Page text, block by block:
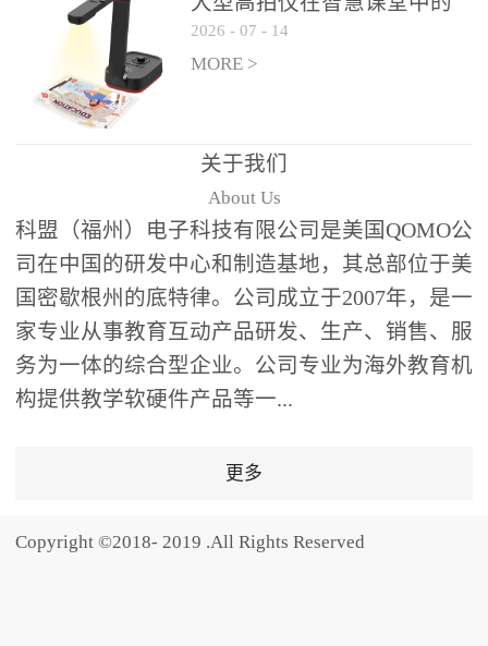
互动功能矩阵，满足不同
学科、不同教学目标的互
动需求：即时答题：支持
单选题、多选题、判断题
等基础题型，学生通过答
题器快速响应，系统实时
统计答题数据并生成可视
化图表，让教师瞬间掌握
学生知识掌握情况。主观
反馈：包含简答题、观点
阐述等开放式互动，鼓励
学生自由表达思考过程，
培养批判性思维与表达能
功能增加课堂趣味性，同
实际应用
2026 - 07 - 14
MORE >
关于我们
About Us
科盟（福州）电子科技有限公司是美国QOMO公
司在中国的研发中心和制造基地，其总部位于美
国密歇根州的底特律。公司成立于2007年，是一
家专业从事教育互动产品研发、生产、销售、服
务为一体的综合型企业。公司专业为海外教育机
构提供教学软硬件产品等一...
更多
Copyright ©2018- 2019 .All Rights Reserved